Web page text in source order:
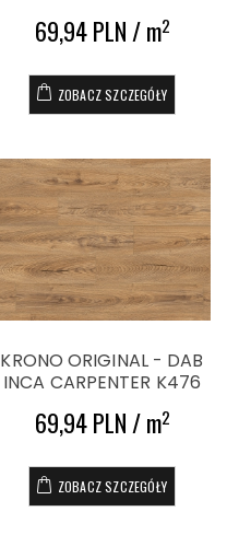
69,94 PLN / m2
ZOBACZ SZCZEGÓŁY
KRONO ORIGINAL - DAB
INCA CARPENTER K476
69,94 PLN / m2
ZOBACZ SZCZEGÓŁY